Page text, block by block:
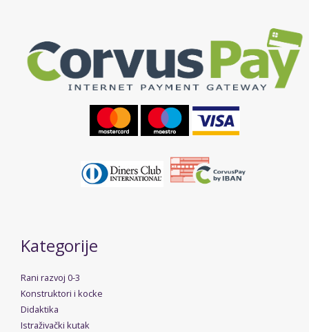
Kategorije
Rani razvoj 0-3
Konstruktori i kocke
Didaktika
Istraživački kutak